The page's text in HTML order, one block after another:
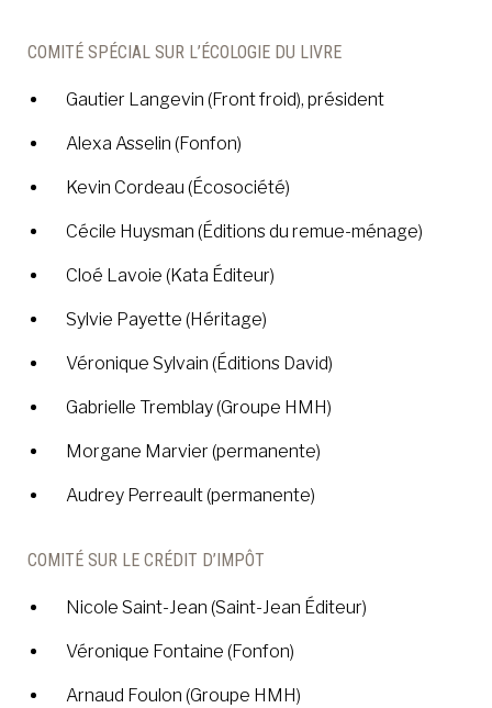
COMITÉ SPÉCIAL SUR L’ÉCOLOGIE DU LIVRE
Gautier Langevin (Front froid), président
Alexa Asselin (Fonfon)
Kevin Cordeau (Écosociété)
Cécile Huysman (Éditions du remue-ménage)
Cloé Lavoie (Kata Éditeur)
Sylvie Payette (Héritage)
Véronique Sylvain (Éditions David)
Gabrielle Tremblay (Groupe HMH)
Morgane Marvier (permanente)
Audrey Perreault (permanente)
COMITÉ SUR LE CRÉDIT D’IMPÔT
Nicole Saint-Jean (Saint-Jean Éditeur)
Véronique Fontaine (Fonfon)
Arnaud Foulon (Groupe HMH)